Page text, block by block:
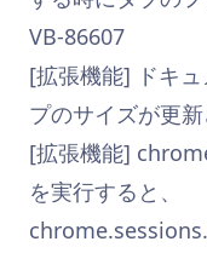
VB-86607
[拡張機能] ドキ
プのサイズが更
[拡張機能]
を実行すると、